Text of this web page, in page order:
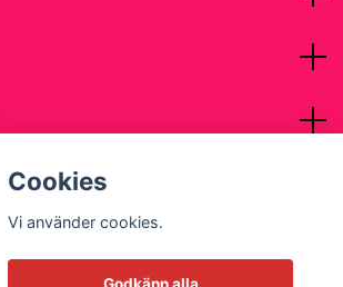
© 2026 Hot Woman Clothes
Cookies
Vi använder cookies.
Godkänn alla